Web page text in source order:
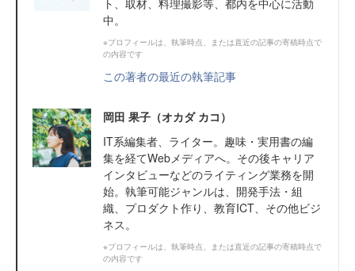
中。
※プロフィールは、執筆時点、または直近の記事の寄稿時点で
の内容です
この著者の最近の執筆記事
岡田 果子（オカダ カコ）
IT系編集者、ライター。趣味・実用書の編
集を経てWebメディアへ。その後キャリア
インタビューなどのライティング業務を開
始。執筆可能ジャンルは、開発手法・組
織、プロダクト作り、教育ICT、その他ビジ
ネス。
※プロフィールは、執筆時点、または直近の記事の寄稿時点で
の内容です